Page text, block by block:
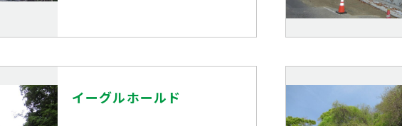
イーグルホールド